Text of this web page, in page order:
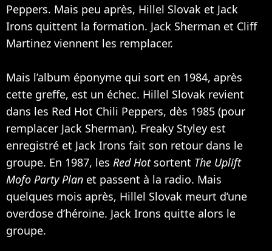
Peppers. Mais peu après, Hillel Slovak et Jack
Irons quittent la formation. Jack Sherman et Cliff
Martinez viennent les remplacer.
Mais l’album éponyme qui sort en 1984, après
cette greffe, est un échec. Hillel Slovak revient
dans les Red Hot Chili Peppers, dès 1985 (pour
remplacer Jack Sherman). Freaky Styley est
enregistré et Jack Irons fait son retour dans le
groupe. En 1987, les Red Hotsortent The Uplift
Mofo Party Plan et passent à la radio. Mais
quelques mois après, Hillel Slovak meurt d’une
overdose d’héroïne. Jack Irons quitte alors le
groupe.